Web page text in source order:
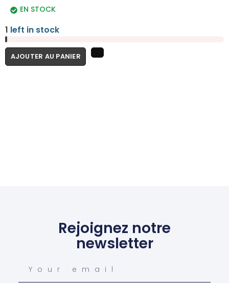
EN STOCK
1 left in stock
AJOUTER AU PANIER
Rejoignez notre
newsletter